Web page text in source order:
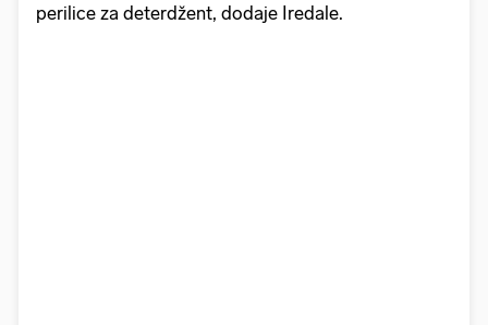
perilice za deterdžent, dodaje Iredale.